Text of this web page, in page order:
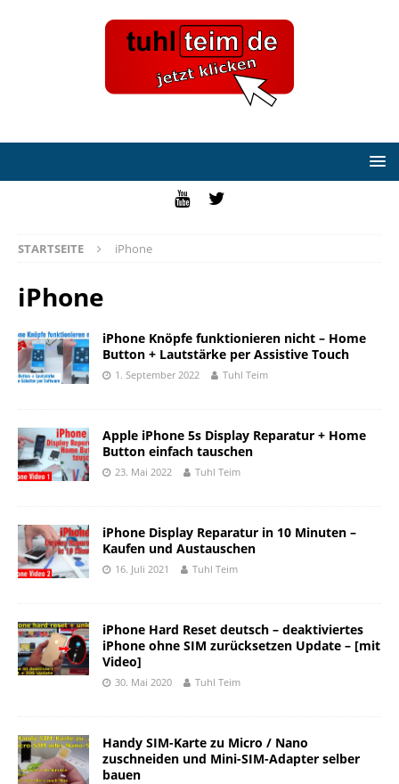
STARTSEITE iPhone
iPhone
iPhone Knöpfe funktionieren nicht – Home
Button + Lautstärke per Assistive Touch
1. September 2022 Tuhl Teim
Apple iPhone 5s Display Reparatur + Home
Button einfach tauschen
23. Mai 2022 Tuhl Teim
iPhone Display Reparatur in 10 Minuten –
Kaufen und Austauschen
16. Juli 2021 Tuhl Teim
iPhone Hard Reset deutsch – deaktiviertes
iPhone ohne SIM zurücksetzen Update – [mit
Video]
30. Mai 2020 Tuhl Teim
Handy SIM-Karte zu Micro / Nano
zuschneiden und Mini-SIM-Adapter selber
bauen